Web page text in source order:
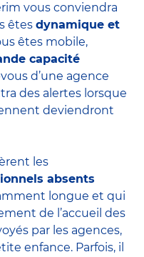
vous conviendra
êtes dynamique et
êtes mobile,
capacité
d’une agence
des alertes lorsque
deviendront
les
absents
longue et qui
de l’accueil des
par les agences,
enfance. Parfois, il